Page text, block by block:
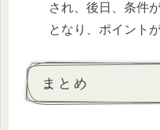
され、後日、条件
となり、ポイント
まとめ